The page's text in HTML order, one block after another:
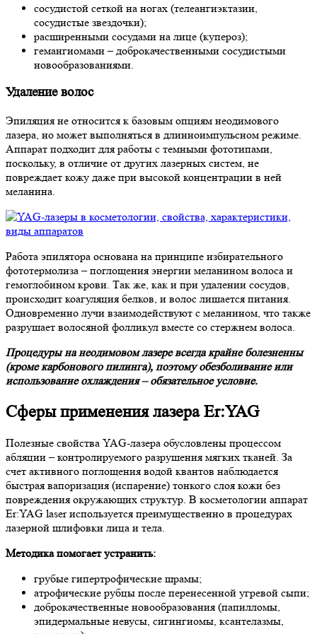
сосудистой сеткой на ногах (телеангиэктазии,
сосудистые звездочки);
расширенными сосудами на лице (купероз);
гемангиомами – доброкачественными сосудистыми
новообразованиями.
Удаление волос
Эпиляция не относится к базовым опциям неодимового
лазера, но может выполняться в длинноимпульсном режиме.
Аппарат подходит для работы с темными фототипами,
поскольку, в отличие от других лазерных систем, не
повреждает кожу даже при высокой концентрации в ней
меланина.
Работа эпилятора основана на принципе избирательного
фототермолиза – поглощения энергии меланином волоса и
гемоглобином крови. Так же, как и при удалении сосудов,
происходит коагуляция белков, и волос лишается питания.
Одновременно лучи взаимодействуют с меланином, что также
разрушает волосяной фолликул вместе со стержнем волоса.
Процедуры на неодимовом лазере всегда крайне болезненны
(кроме карбонового пилинга), поэтому обезболивание или
использование охлаждения – обязательное условие.
Сферы применения лазера Er:YAG
Полезные свойства YAG-лазера обусловлены процессом
абляции – контролируемого разрушения мягких тканей. За
счет активного поглощения водой квантов наблюдается
быстрая вапоризация (испарение) тонкого слоя кожи без
повреждения окружающих структур. В косметологии аппарат
Er:YAG laser используется преимущественно в процедурах
лазерной шлифовки лица и тела.
Методика помогает устранить:
грубые гипертрофические шрамы;
атрофические рубцы после перенесенной угревой сыпи;
доброкачественные новообразования (папилломы,
эпидермальные невусы, сигингиомы, ксантелазмы,